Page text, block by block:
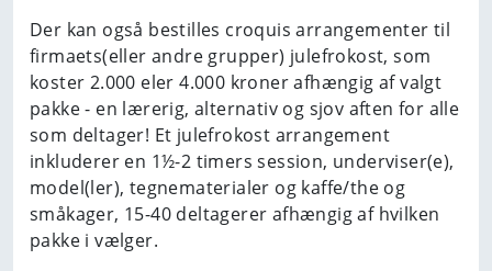
Der kan også bestilles croquis arrangementer til
firmaets(eller andre grupper) julefrokost, som
koster 2.000 eler 4.000 kroner afhængig af valgt
pakke - en lærerig, alternativ og sjov aften for alle
som deltager! Et julefrokost arrangement
inkluderer en 1½-2 timers session, underviser(e),
model(ler), tegnematerialer og kaffe/the og
småkager, 15-40 deltagerer afhængig af hvilken
pakke i vælger.